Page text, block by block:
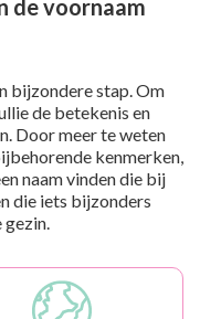
de voornaam
bijzondere stap. Om
de betekenis en
Door meer te weten
kenmerken,
naam vinden die bij
die iets bijzonders